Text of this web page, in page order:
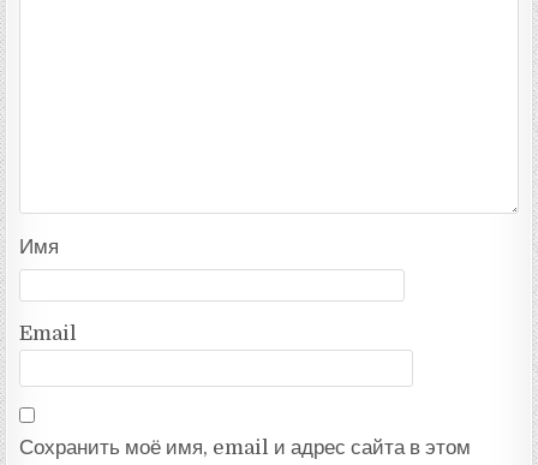
Имя
Email
Сохранить моё имя, email и адрес сайта в этом